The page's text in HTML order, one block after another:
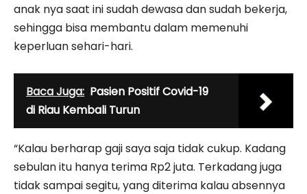
anak nya saat ini sudah dewasa dan sudah bekerja,
sehingga bisa membantu dalam memenuhi
keperluan sehari-hari.
Baca Juga: Pasien Positif Covid-19
di Riau Kembali Turun
“Kalau berharap gaji saya saja tidak cukup. Kadang
sebulan itu hanya terima Rp2 juta. Terkadang juga
tidak sampai segitu, yang diterima kalau absennya